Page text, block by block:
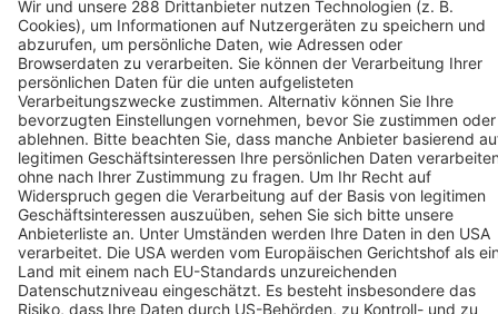
AUG
9
09:00
BERLIN Mauerpark Berlin
Graffitiworkshop im Mauerpark
ab 105,01 €
AUG
9